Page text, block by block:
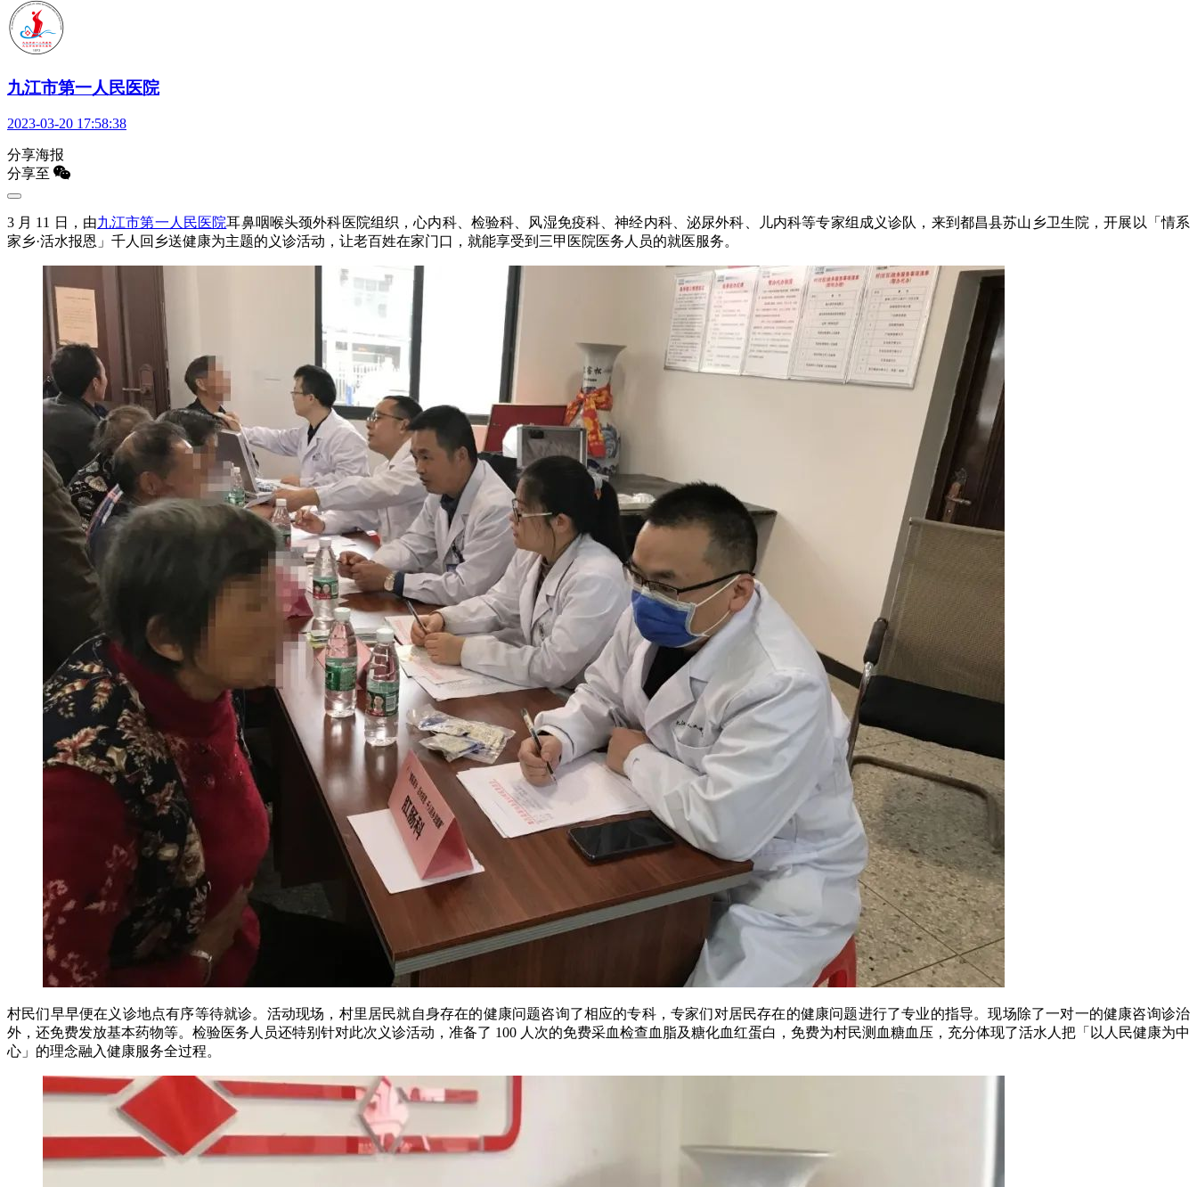
九江市第一人民医院
2023-03-20 17:58:38
分享海报
分享至
3 月 11 日，由九江市第一人民医院耳鼻咽喉头颈外科医院组织，心内科、检验科、风湿免疫科、神经内科、泌尿外科、儿内科等专家组成义诊队，来到都昌县苏山乡卫生院，开展以「情系
家乡·活水报恩」千人回乡送健康为主题的义诊活动，让老百姓在家门口，就能享受到三甲医院医务人员的就医服务。
村民们早早便在义诊地点有序等待就诊。活动现场，村里居民就自身存在的健康问题咨询了相应的专科，专家们对居民存在的健康问题进行了专业的指导。现场除了一对一的健康咨询诊治
外，还免费发放基本药物等。检验医务人员还特别针对此次义诊活动，准备了 100 人次的免费采血检查血脂及糖化血红蛋白，免费为村民测血糖血压，充分体现了活水人把「以人民健康为中
心」的理念融入健康服务全过程。